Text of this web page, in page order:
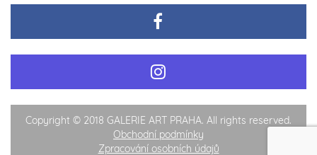
Copyright © 2018 GALERIE ART PRAHA. All rights reserved.
Obchodní podmínky
Zpracování osobních údajů